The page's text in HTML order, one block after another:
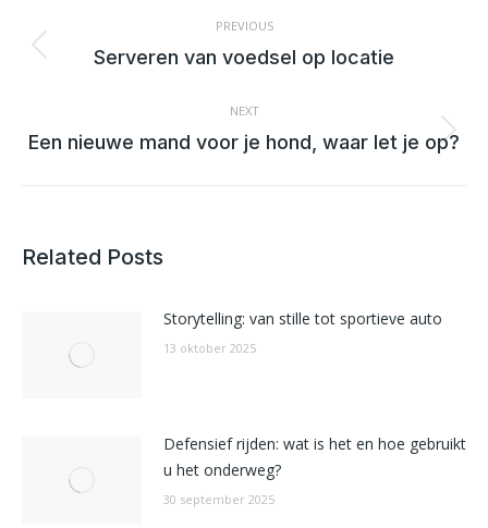
NAVIGATION
PREVIOUS
Previous
Serveren van voedsel op locatie
NEXT
Next
Een nieuwe mand voor je hond, waar let je op?
Related Posts
Storytelling: van stille tot sportieve auto
13 oktober 2025
Defensief rijden: wat is het en hoe gebruikt
u het onderweg?
30 september 2025